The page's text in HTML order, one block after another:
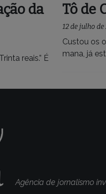
da
reais.” É
Tô de
12 de julho de
Custou os
mana, já
Agência de jornalismo